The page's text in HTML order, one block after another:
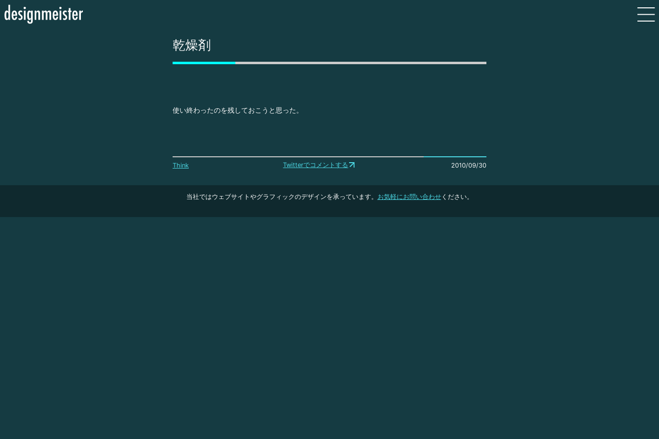
乾燥剤
使い終わったのを残しておこうと思った。
Think Twitterでコメントする 2010/09/30
当社ではウェブサイトやグラフィックのデザインを承っています。 お気軽にお問い合わせください。